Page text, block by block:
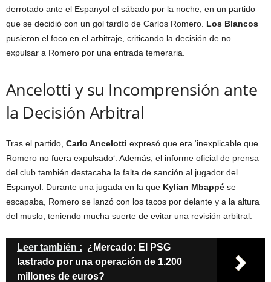
derrotado ante el Espanyol el sábado por la noche, en un partido
que se decidió con un gol tardío de Carlos Romero. Los Blancos
pusieron el foco en el arbitraje, criticando la decisión de no
expulsar a Romero por una entrada temeraria.
Ancelotti y su Incomprensión ante
la Decisión Arbitral
Tras el partido, Carlo Ancelotti expresó que era ‘inexplicable que
Romero no fuera expulsado‘. Además, el informe oficial de prensa
del club también destacaba la falta de sanción al jugador del
Espanyol. Durante una jugada en la que Kylian Mbappé se
escapaba, Romero se lanzó con los tacos por delante y a la altura
del muslo, teniendo mucha suerte de evitar una revisión arbitral.
Leer también : ¿Mercado: El PSG
lastrado por una operación de 1.200
millones de euros?